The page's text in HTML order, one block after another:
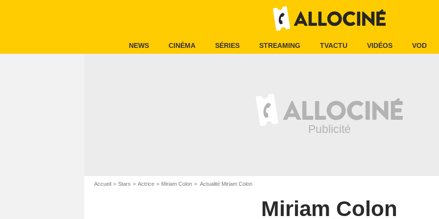
NEWS CINÉMA SÉRIES STREAMING TVACTU VIDÉOS VOD
Accueil Stars Actrice Miriam Colon Actualité Miriam Colon
Miriam Colon